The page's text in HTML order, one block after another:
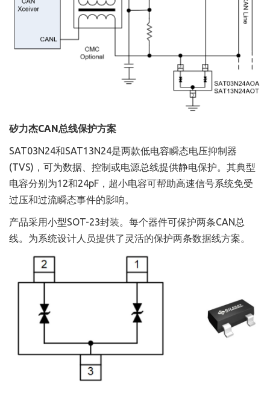
矽力杰CAN总线保护方案
SAT03N24和SAT13N24是两款低电容瞬态电压抑制器
(TVS)，可为数据、控制或电源总线提供静电保护。其典型
电容分别为12和24pF，超小电容可帮助高速信号系统免受
过压和过流瞬态事件的影响。
产品采用小型SOT-23封装。每个器件可保护两条CAN总
线。为系统设计人员提供了灵活的保护两条数据线方案。